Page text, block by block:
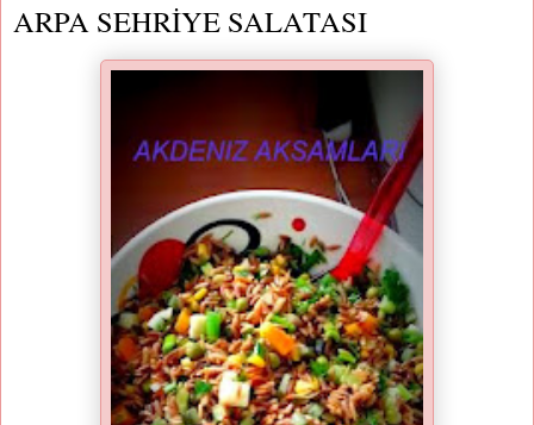
ARPA SEHRİYE SALATASI